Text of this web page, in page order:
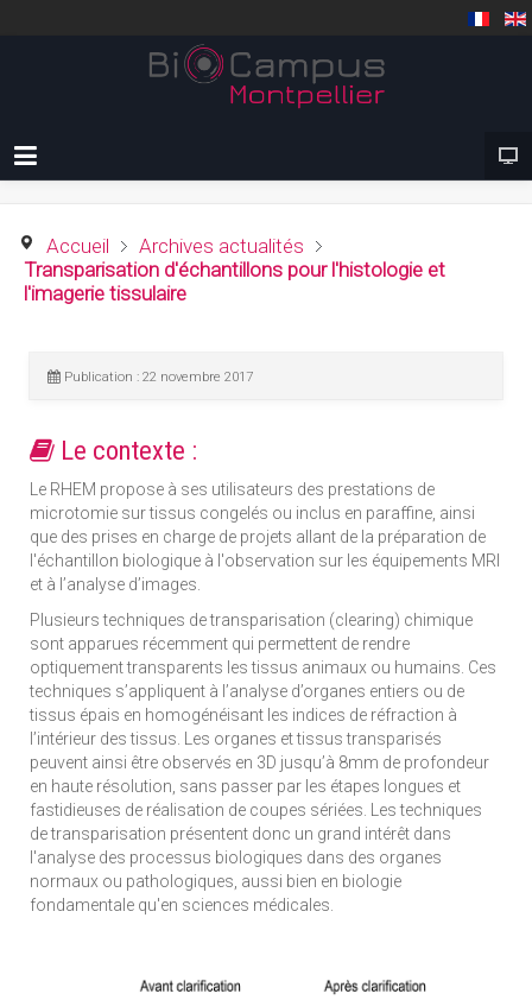
Accueil
Archives actualités
Transparisation d'échantillons pour l'histologie et
l'imagerie tissulaire
Publication : 22 novembre 2017
Le contexte :
Le RHEM propose à ses utilisateurs des prestations de
microtomie sur tissus congelés ou inclus en paraffine, ainsi
que des prises en charge de projets allant de la préparation de
l'échantillon biologique à l'observation sur les équipements MRI
et à l’analyse d’images.
Plusieurs techniques de transparisation (clearing) chimique
sont apparues récemment qui permettent de rendre
optiquement transparents les tissus animaux ou humains. Ces
techniques s’appliquent à l’analyse d’organes entiers ou de
tissus épais en homogénéisant les indices de réfraction à
l’intérieur des tissus. Les organes et tissus transparisés
peuvent ainsi être observés en 3D jusqu’à 8mm de profondeur
en haute résolution, sans passer par les étapes longues et
fastidieuses de réalisation de coupes sériées. Les techniques
de transparisation présentent donc un grand intérêt dans
l'analyse des processus biologiques dans des organes
normaux ou pathologiques, aussi bien en biologie
fondamentale qu'en sciences médicales.